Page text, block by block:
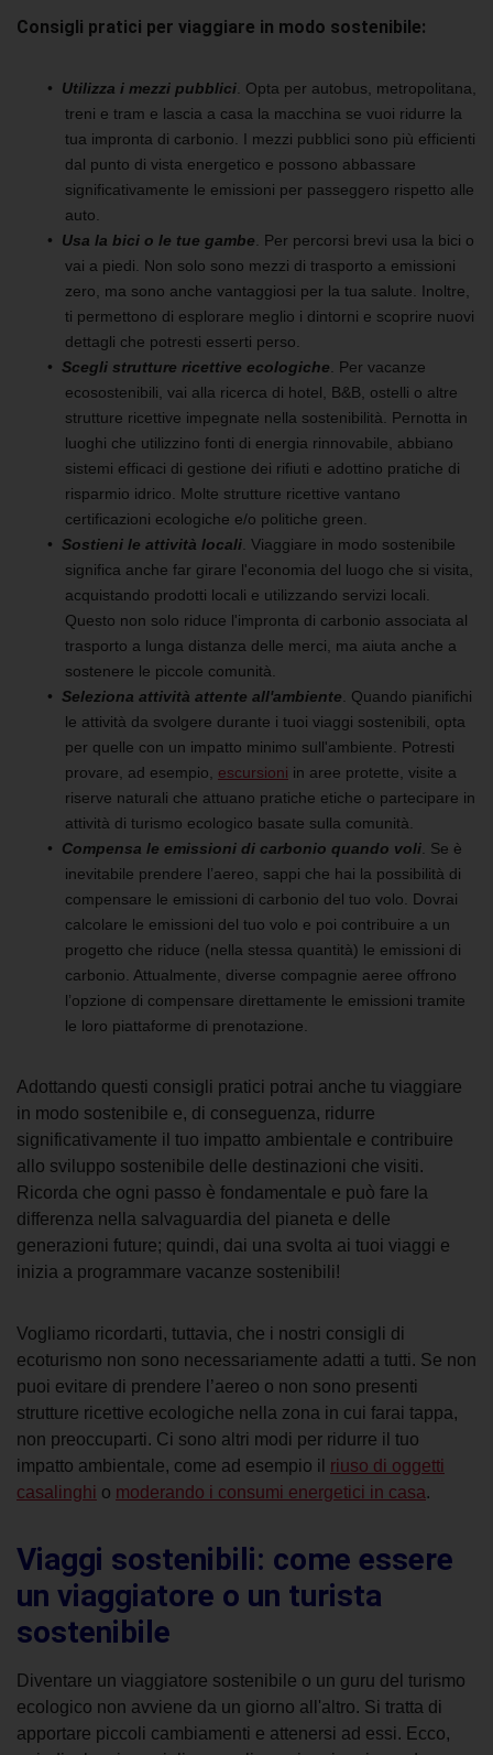
Consigli pratici per viaggiare in modo sostenibile:
Utilizza i mezzi pubblici. Opta per autobus, metropolitana,
treni e tram e lascia a casa la macchina se vuoi ridurre la
tua impronta di carbonio. I mezzi pubblici sono più efficienti
dal punto di vista energetico e possono abbassare
significativamente le emissioni per passeggero rispetto alle
auto.
Usa la bici o le tue gambe. Per percorsi brevi usa la bici o
vai a piedi. Non solo sono mezzi di trasporto a emissioni
zero, ma sono anche vantaggiosi per la tua salute. Inoltre,
ti permettono di esplorare meglio i dintorni e scoprire nuovi
dettagli che potresti esserti perso.
Scegli strutture ricettive ecologiche. Per vacanze
ecosostenibili, vai alla ricerca di hotel, B&B, ostelli o altre
strutture ricettive impegnate nella sostenibilità. Pernotta in
luoghi che utilizzino fonti di energia rinnovabile, abbiano
sistemi efficaci di gestione dei rifiuti e adottino pratiche di
risparmio idrico. Molte strutture ricettive vantano
certificazioni ecologiche e/o politiche green.
Sostieni le attività locali. Viaggiare in modo sostenibile
significa anche far girare l'economia del luogo che si visita,
acquistando prodotti locali e utilizzando servizi locali.
Questo non solo riduce l'impronta di carbonio associata al
trasporto a lunga distanza delle merci, ma aiuta anche a
sostenere le piccole comunità.
Seleziona attività attente all'ambiente. Quando pianifichi
le attività da svolgere durante i tuoi viaggi sostenibili, opta
per quelle con un impatto minimo sull'ambiente. Potresti
provare, ad esempio, escursioni in aree protette, visite a
riserve naturali che attuano pratiche etiche o partecipare in
attività di turismo ecologico basate sulla comunità.
Compensa le emissioni di carbonio quando voli. Se è
inevitabile prendere l’aereo, sappi che hai la possibilità di
compensare le emissioni di carbonio del tuo volo. Dovrai
calcolare le emissioni del tuo volo e poi contribuire a un
progetto che riduce (nella stessa quantità) le emissioni di
carbonio. Attualmente, diverse compagnie aeree offrono
l’opzione di compensare direttamente le emissioni tramite
le loro piattaforme di prenotazione.
Adottando questi consigli pratici potrai anche tu viaggiare
in modo sostenibile e, di conseguenza, ridurre
significativamente il tuo impatto ambientale e contribuire
allo sviluppo sostenibile delle destinazioni che visiti.
Ricorda che ogni passo è fondamentale e può fare la
differenza nella salvaguardia del pianeta e delle
generazioni future; quindi, dai una svolta ai tuoi viaggi e
inizia a programmare vacanze sostenibili!
Vogliamo ricordarti, tuttavia, che i nostri consigli di
ecoturismo non sono necessariamente adatti a tutti. Se non
puoi evitare di prendere l’aereo o non sono presenti
strutture ricettive ecologiche nella zona in cui farai tappa,
non preoccuparti. Ci sono altri modi per ridurre il tuo
impatto ambientale, come ad esempio il riuso di oggetti
casalinghi o moderando i consumi energetici in casa.
Viaggi sostenibili: come essere
un viaggiatore o un turista
sostenibile
Diventare un viaggiatore sostenibile o un guru del turismo
ecologico non avviene da un giorno all'altro. Si tratta di
apportare piccoli cambiamenti e attenersi ad essi. Ecco,